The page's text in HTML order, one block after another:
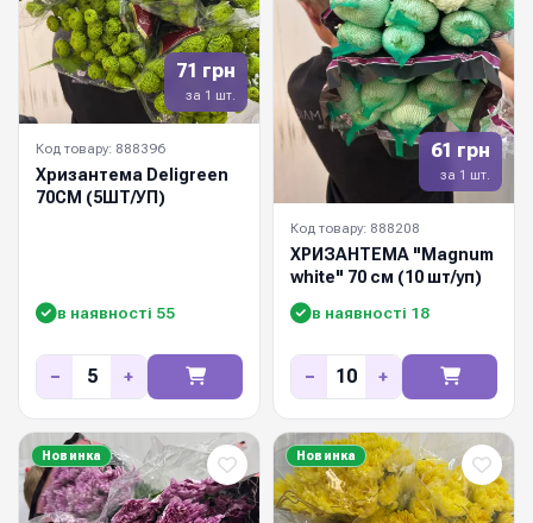
71 грн
за 1 шт.
Код товару: 888396
Хризантема Deligreen
70СМ (5ШТ/УП)
в наявності 55
− +
61 грн
за 1 шт.
Код товару: 888208
ХРИЗАНТЕМА "Magnum
white" 70 см (10 шт/уп)
в наявності 18
− +
Новинка Новинка